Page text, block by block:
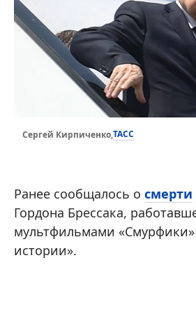
Сергей Кирпиченко,ТАСС
Ранее сообщалось о смерти
Гордона Брессака,
мультфильмами
истории».